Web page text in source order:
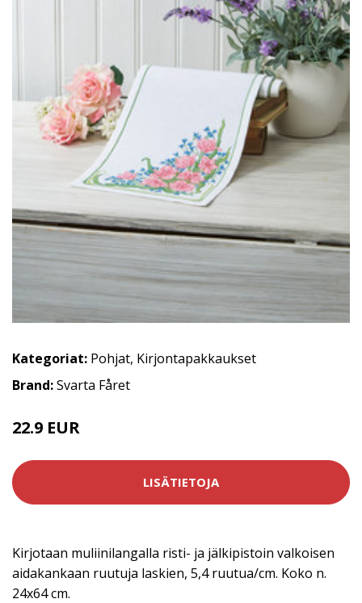
Kategoriat: Pohjat, Kirjontapakkaukset
Brand:Svarta Fåret
22.9 EUR
LISÄTIETOJA
Kirjotaan muliinilangalla risti- ja jälkipistoin valkoisen
aidakankaan ruutuja laskien, 5,4 ruutua/cm. Koko n.
24x64 cm.